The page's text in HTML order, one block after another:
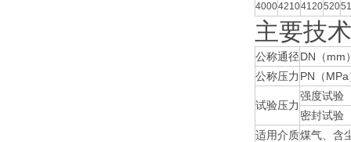
400042104120520
主要技
公称通径DN（mm
公称压力 PN（MPa
试验压力
强度试验
密封试验
适用介质煤气、含